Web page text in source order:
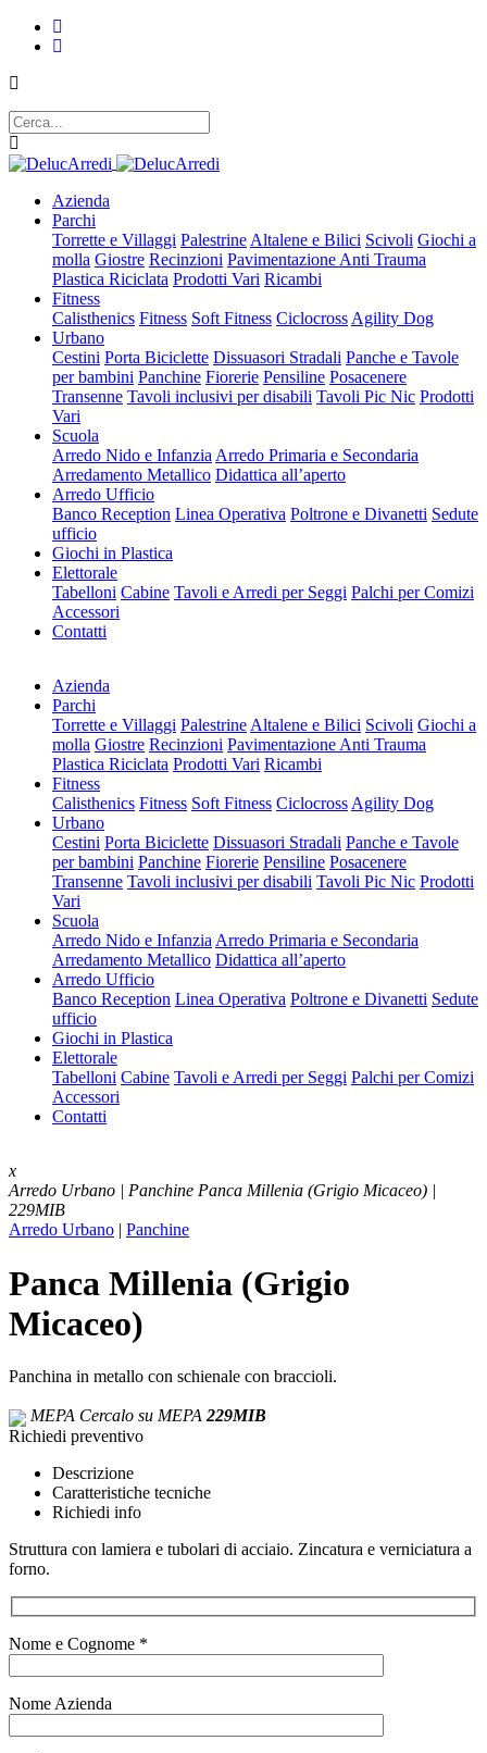
Azienda
Parchi
Torrette e Villaggi Palestrine Altalene e Bilici Scivoli Giochi a
molla Giostre Recinzioni Pavimentazione Anti Trauma
Plastica Riciclata Prodotti Vari Ricambi
Fitness
Calisthenics Fitness Soft Fitness Ciclocross Agility Dog
Urbano
Cestini Porta Biciclette Dissuasori Stradali Panche e Tavole
per bambini Panchine Fiorerie Pensiline Posacenere
Transenne Tavoli inclusivi per disabili Tavoli Pic Nic Prodotti
Vari
Scuola
Arredo Nido e Infanzia Arredo Primaria e Secondaria
Arredamento Metallico Didattica all’aperto
Arredo Ufficio
Banco Reception Linea Operativa Poltrone e Divanetti Sedute
ufficio
Giochi in Plastica
Elettorale
Tabelloni Cabine Tavoli e Arredi per Seggi Palchi per Comizi
Accessori
Contatti
Azienda
Parchi
Torrette e Villaggi Palestrine Altalene e Bilici Scivoli Giochi a
molla Giostre Recinzioni Pavimentazione Anti Trauma
Plastica Riciclata Prodotti Vari Ricambi
Fitness
Calisthenics Fitness Soft Fitness Ciclocross Agility Dog
Urbano
Cestini Porta Biciclette Dissuasori Stradali Panche e Tavole
per bambini Panchine Fiorerie Pensiline Posacenere
Transenne Tavoli inclusivi per disabili Tavoli Pic Nic Prodotti
Vari
Scuola
Arredo Nido e Infanzia Arredo Primaria e Secondaria
Arredamento Metallico Didattica all’aperto
Arredo Ufficio
Banco Reception Linea Operativa Poltrone e Divanetti Sedute
ufficio
Giochi in Plastica
Elettorale
Tabelloni Cabine Tavoli e Arredi per Seggi Palchi per Comizi
Accessori
Contatti
x
Arredo Urbano | Panchine Panca Millenia (Grigio Micaceo) |
229MIB
Arredo Urbano | Panchine
Panca Millenia (Grigio
Micaceo)
Panchina in metallo con schienale con braccioli.
MEPA Cercalo su MEPA 229MIB
Richiedi preventivo
Descrizione
Caratteristiche tecniche
Richiedi info
Struttura con lamiera e tubolari di acciaio. Zincatura e verniciatura a
forno.
Nome e Cognome *
Nome Azienda